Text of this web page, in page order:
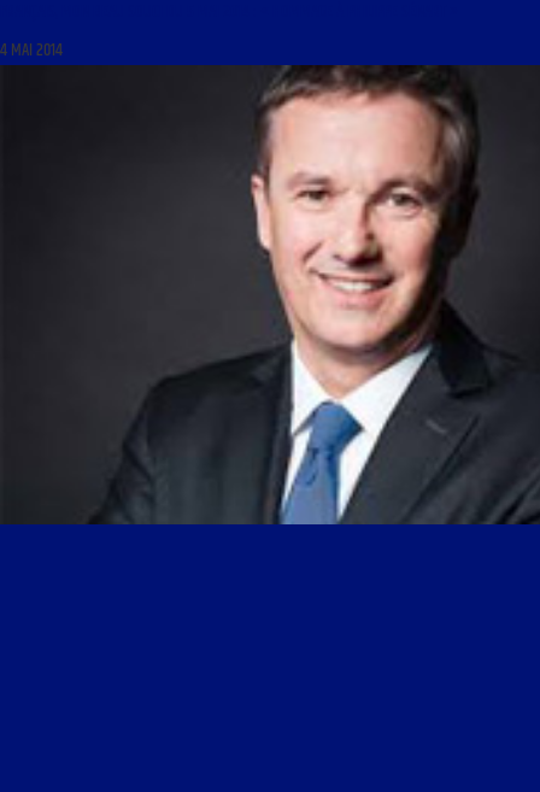
4 MAI 2014